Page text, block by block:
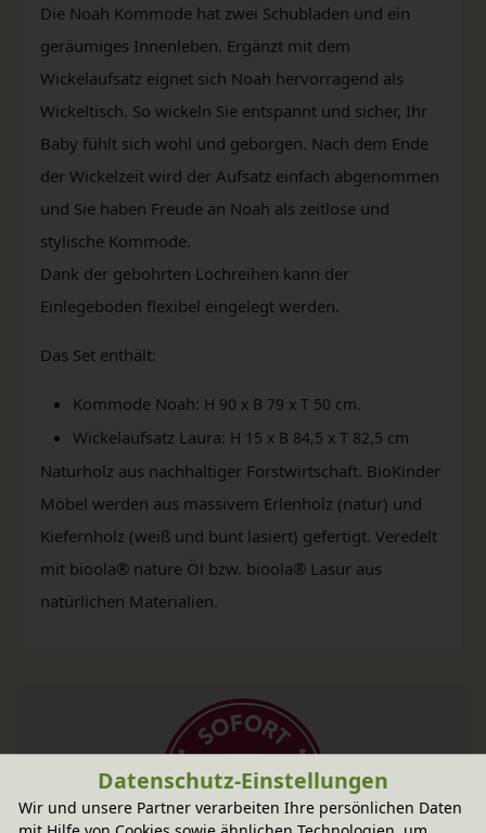
Die Noah Kommode hat zwei Schubladen und ein
geräumiges Innenleben. Ergänzt mit dem
Wickelaufsatz eignet sich Noah hervorragend als
Wickeltisch. So wickeln Sie entspannt und sicher, Ihr
Baby fühlt sich wohl und geborgen. Nach dem Ende
der Wickelzeit wird der Aufsatz einfach abgenommen
und Sie haben Freude an Noah als zeitlose und
stylische Kommode.
Dank der gebohrten Lochreihen kann der
Einlegeboden flexibel eingelegt werden.
Das Set enthält:
Kommode Noah: H 90 x B 79 x T 50 cm.
Wickelaufsatz Laura: H 15 x B 84,5 x T 82,5 cm
Naturholz aus nachhaltiger Forstwirtschaft. BioKinder
Möbel werden aus massivem Erlenholz (natur) und
Kiefernholz (weiß und bunt lasiert) gefertigt. Veredelt
mit bioola® nature Öl bzw. bioola® Lasur aus
natürlichen Materialien.
Datenschutz-Einstellungen
Wir und unsere Partner verarbeiten Ihre persönlichen Daten